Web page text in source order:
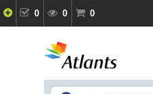
0 0 0